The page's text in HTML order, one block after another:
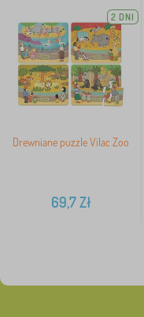
2 DNI
Drewniane puzzle Vilac Zoo
69,7Zł